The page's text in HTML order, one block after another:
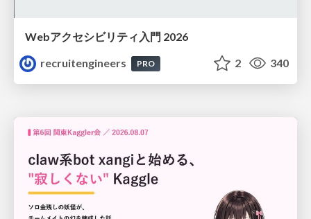
Webアクセシビリティ入門 2026
recruitengineers
PRO 2 340